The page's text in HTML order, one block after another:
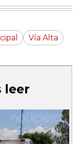
Vía Alta
leer